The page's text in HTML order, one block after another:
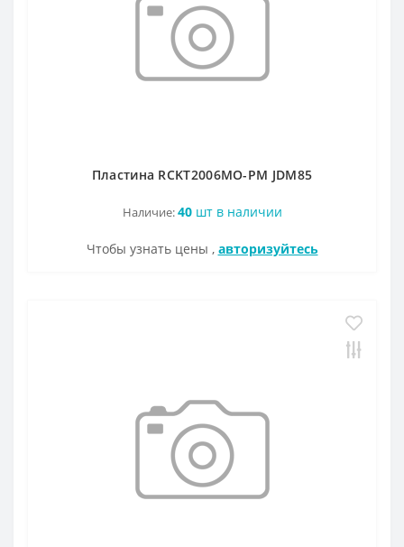
Пластина RCKT2006MO-PM JDM85
Наличие:40шт в наличии
Чтобы узнать цены , авторизуйтесь